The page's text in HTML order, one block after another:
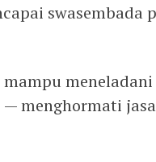
swasembada
meneladani
— menghormati